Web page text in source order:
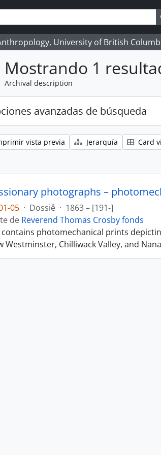
University of British
Mostrando 1
Archival description
avanzadas de búsqueda
vista previa Jerarquía Card
photographs –
05 · Dossiê · 1863 – [191-]
de Reverend Thomas Crosby fonds
contains photomechanical prints
Westminster, Chilliwack Valley, and